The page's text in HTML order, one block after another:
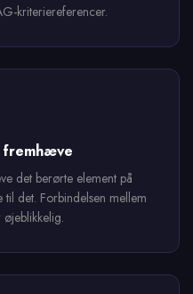
kriteriereferencer.
fremhæve
det berørte element på
det. Forbindelsen mellem